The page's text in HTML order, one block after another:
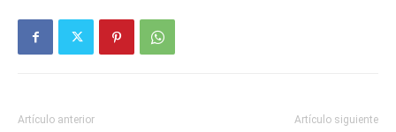
Artículo anterior Artículo siguiente